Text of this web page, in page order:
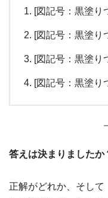
[図記号：黒塗り
[図記号：黒塗
[図記号：黒塗り
[図記号：黒塗り
答えは決まりましたか
正解がどれか、そし